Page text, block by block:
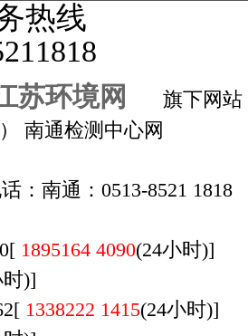
热线
苏环境网
旗下网
） 南通检测中心网
：南通：0513-8521
1895164 4090(24小时)]
时)]
1338222 1415(24小时